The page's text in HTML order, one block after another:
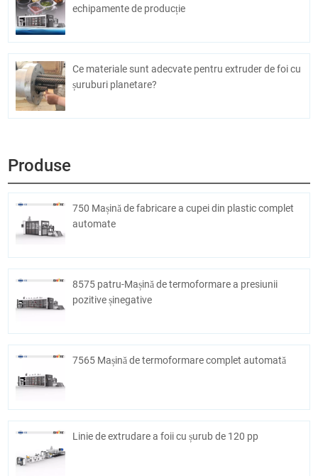
echipamente de producție
Ce materiale sunt adecvate pentru extruder de foi cu
șuruburi planetare?
Produse
750 Mașină de fabricare a cupei din plastic complet
automate
8575 patru-Mașină de termoformare a presiunii
pozitive șinegative
7565 Mașină de termoformare complet automată
Linie de extrudare a foii cu șurub de 120 pp